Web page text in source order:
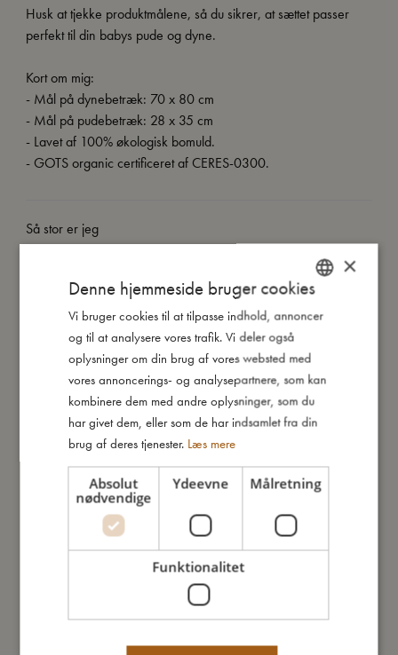
Husk at tjekke produktmålene, så du sikrer, at sættet passer
perfekt til din babys pude og dyne.
Kort om mig:
- Mål på dynebetræk: 70 x 80 cm
- Mål på pudebetræk: 28 x 35 cm
- Lavet af 100% økologisk bomuld.
- GOTS organic certificeret af CERES-0300.
Så stor er jeg
Jeg er lavet af
Sådan plejer du mig
Mine data
Du vil måske også kunne lide
DANISH
GERMAN
×
Denne hjemmeside bruger cookies
Vi bruger cookies til at tilpasse indhold, annoncer
og til at analysere vores trafik. Vi deler også
oplysninger om din brug af vores websted med
vores annoncerings- og analysepartnere, som kan
kombinere dem med andre oplysninger, som du
har givet dem, eller som de har indsamlet fra din
brug af deres tjenester. Læs mere
Absolut
nødvendige
Ydeevne Målretning
Funktionalitet